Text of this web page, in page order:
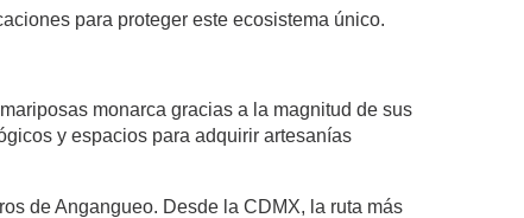
para proteger este ecosistema único.
monarca gracias a la magnitud de sus
y espacios para adquirir artesanías
de Angangueo. Desde la CDMX, la ruta más